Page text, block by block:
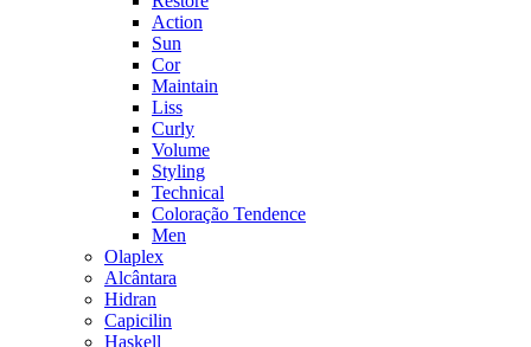
Action
Sun
Cor
Maintain
Liss
Curly
Volume
Styling
Technical
Coloração Tendence
Men
Olaplex
Alcântara
Hidran
Capicilin
Haskell